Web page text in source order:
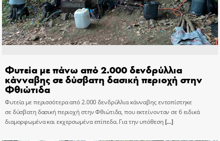
Φυτεία με πάνω από 2.000 δενδρύλλια
κάνναβης σε δύσβατη δασική περιοχή στην
Φθιώτιδα
Φυτεία με περισσότερα από 2.000 δενδρύλλια κάνναβης εντοπίστηκε
σε δύσβατη δασική περιοχή στην Φθιώτιδα, που εκτείνονταν σε 6 ειδικά
διαμορφωμένα και εκχερσωμένα επίπεδα. Για την υπόθεση[…]